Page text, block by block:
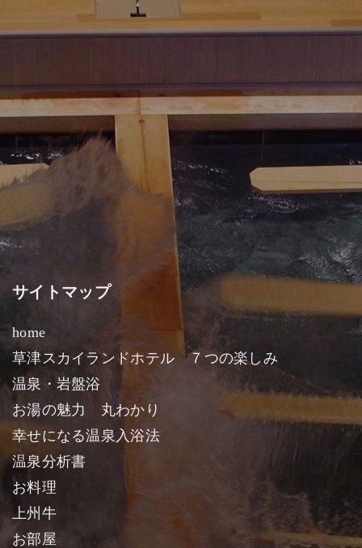
サイトマップ
home
草津スカイランドホテル ７つの楽しみ
温泉・岩盤浴
お湯の魅力 丸わかり
幸せになる温泉入浴法
温泉分析書
お料理
上州牛
お部屋